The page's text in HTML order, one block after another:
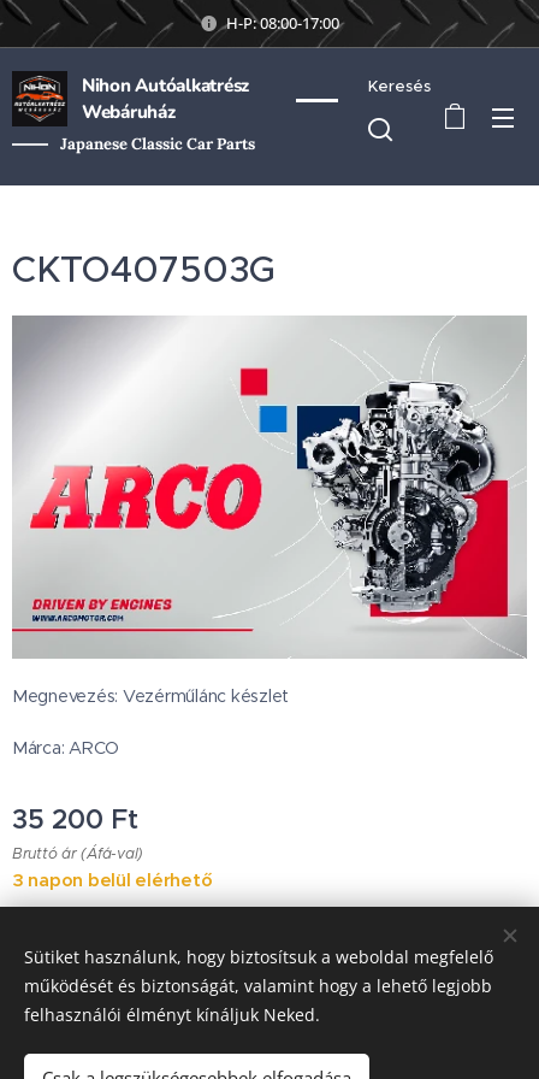
H-P: 08:00-17:00
Nihon Autóalkatrész
Webáruház
Japanese Classic Car Parts
Keresés
CKTO407503G
Megnevezés: Vezérműlánc készlet
Márca: ARCO
35 200 Ft
Bruttó ár (Áfá-val)
3 napon belül elérhető
Japanese Classic Car Parts
Garancia & Szállítás
Sütiket használunk, hogy biztosítsuk a weboldal megfelelő
működését és biztonságát, valamint hogy a lehető legjobb
felhasználói élményt kínáljuk Neked.